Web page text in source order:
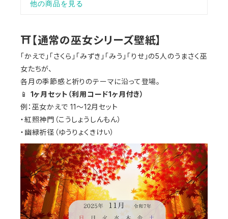
⛩【通常の巫女シリーズ壁紙】
「かえで」「さくら」「みずき」「みう」「りせ」の5人のうまさく巫
女たちが、
各月の季節感と祈りのテーマに沿って登場。
📱 1ヶ月セット（利用コード1ヶ月付き）
例：巫女かえで 11〜12月セット
・紅照神門（こうしょうしんもん）
・幽緑祈径（ゆうりょくきけい）